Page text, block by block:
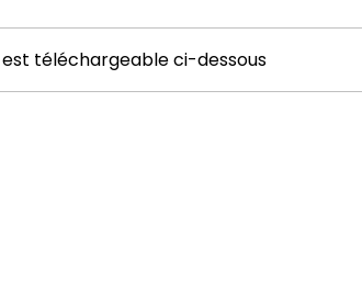
téléchargeable ci-dessous